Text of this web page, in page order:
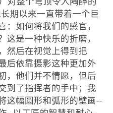
期以来一直带着一个巨
如何将我们的感官，
是一种快乐的折磨，
然后在视觉上得到把
后依靠摄影这种更加外
，他们并不情愿，但后
到了指挥者的手中；我
这幅圆形和弧形的壁画--